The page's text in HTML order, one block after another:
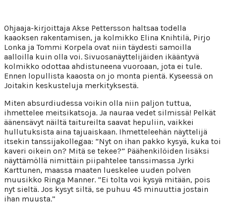
Ohjaaja-kirjoittaja Akse Pettersson haltsaa todella
kaaoksen rakentamisen, ja kolmikko Elina Knihtilä, Pirjo
Lonka ja Tommi Korpela ovat niin täydesti samoilla
aalloilla kuin olla voi. Sivuosanäyttelijäiden ikääntyvä
kolmikko odottaa ahdistuneena vuoroaan, jota ei tule.
Ennen lopullista kaaosta on jo monta pientä. Kyseessä on
Joitakin keskusteluja merkityksestä.
Miten absurdiudessa voikin olla niin paljon tuttua,
ihmettelee meitsikatsoja. Ja nauraa vedet silmissä! Pelkät
äänensävyt näiltä taitureilta saavat hepuliin, vaikkei
hullutuksista aina tajuaiskaan. Ihmetteleehän näyttelijä
itsekin tanssijakollegaa: ”Nyt on ihan pakko kysyä, kuka toi
kaveri oikein on? Mitä se tekee?” Päähenkilöiden lisäksi
näyttämöllä nimittäin piipahtelee tanssimassa Jyrki
Karttunen, maassa maaten lueskelee uuden polven
muusikko Ringa Manner. ”Ei tolta voi kysyä mitään, pois
nyt sieltä. Jos kysyt siltä, se puhuu 45 minuuttia jostain
ihan muusta.”